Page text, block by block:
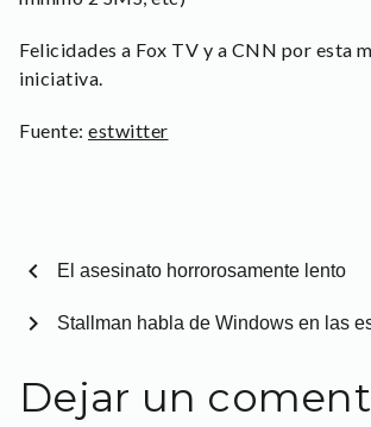
Felicidades a Fox TV y a CNN por esta
iniciativa.
Fuente: estwitter
chevron_left El asesinato horrorosamente lento
Stallman habla de Windows en las
chevron_right
Dejar un